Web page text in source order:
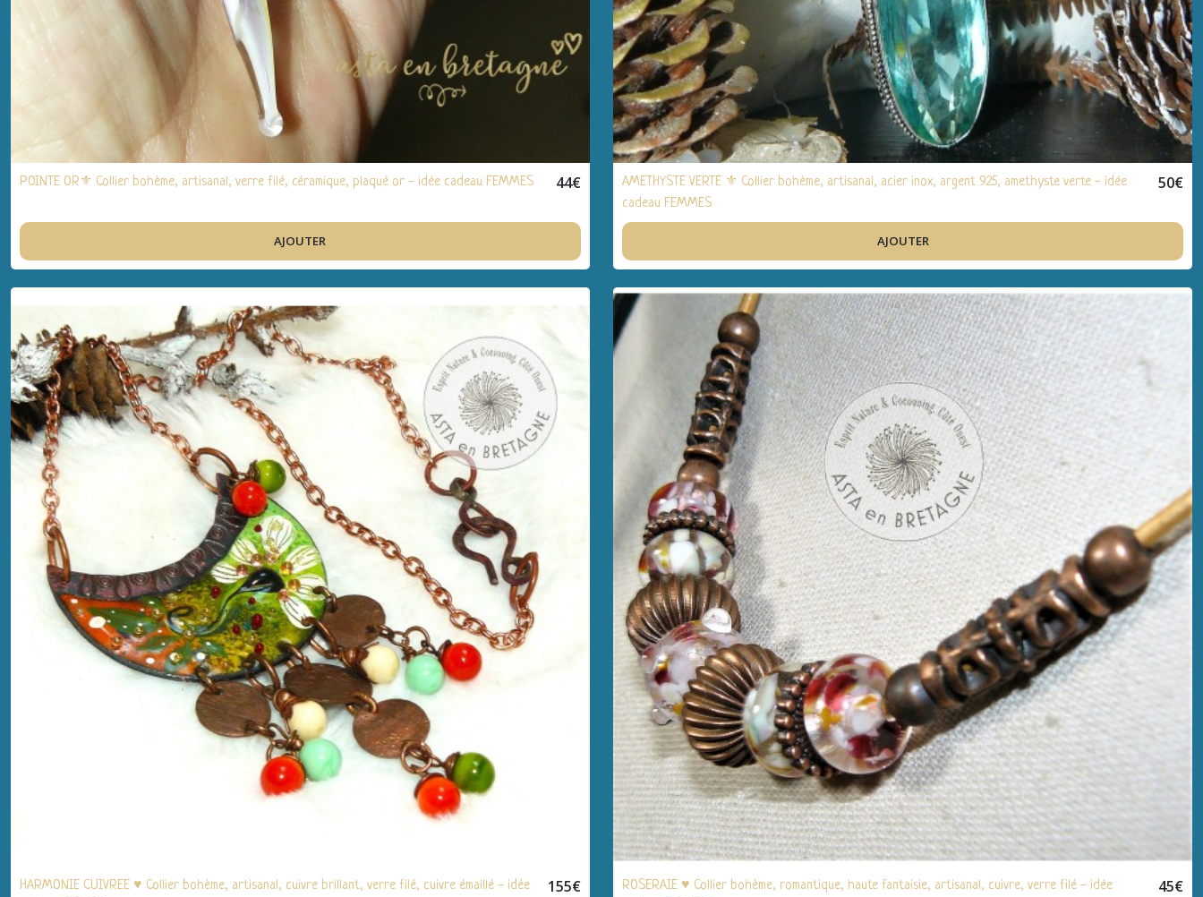
POINTE OR⚜️ Collier bohème, artisanal, verre filé, céramique, plaqué or - idée cadeau FEMMES 44€
AJOUTER
AMETHYSTE VERTE ⚜️ Collier bohème, artisanal, acier inox, argent 925, amethyste verte - idée
cadeau FEMMES
50€
AJOUTER
HARMONIE CUIVREE ♥ Collier bohème, artisanal, cuivre brillant, verre filé, cuivre émaillé - idée
155€
ROSERAIE ♥ Collier bohème, romantique, haute fantaisie, artisanal, cuivre, verre filé - idée
45€
les
résultats